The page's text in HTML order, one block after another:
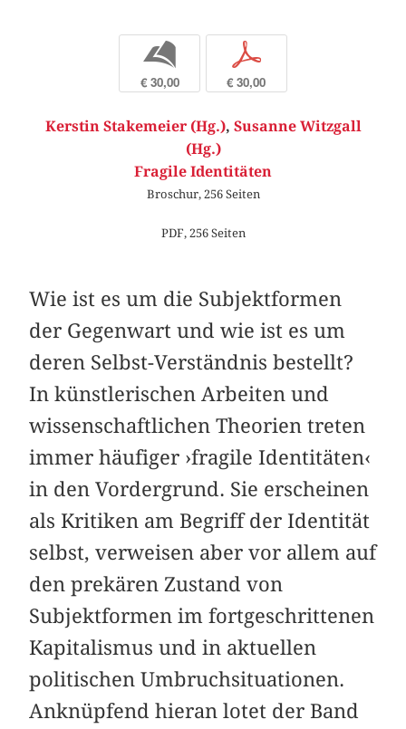
b
€ 30,00
p
€ 30,00
Kerstin Stakemeier (Hg.), Susanne Witzgall
(Hg.)
Fragile Identitäten
Broschur, 256 Seiten
PDF, 256 Seiten
Wie ist es um die Subjektformen
der Gegenwart und wie ist es um
deren Selbst-Verständnis bestellt?
In künstlerischen Arbeiten und
wissenschaftlichen Theorien treten
immer häufiger ›fragile Identitäten‹
in den Vordergrund. Sie erscheinen
als Kritiken am Begriff der Identität
selbst, verweisen aber vor allem auf
den prekären Zustand von
Subjektformen im fortgeschrittenen
Kapitalismus und in aktuellen
politischen Umbruchsituationen.
Anknüpfend hieran lotet der Band